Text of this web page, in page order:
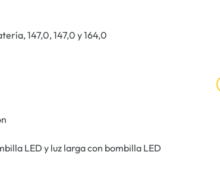
147,0, 147,0 y 164,0
LED y luz larga con bombilla LED